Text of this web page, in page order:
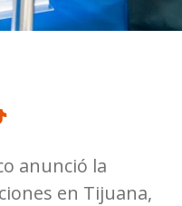
anunció la
en Tijuana,